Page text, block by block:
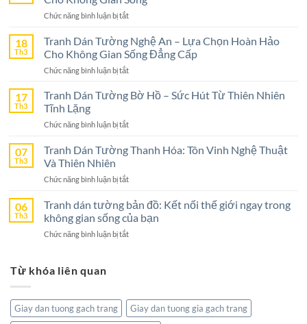
Chức năng bình luận bị tắtở
Dán
Tường
Ninh
Bình
Lựa
Không
Sống
18
Th3
Tranh Dán Tường Nghệ An – Lựa Chọn Hoàn Hảo
Cho Không Gian Sống Đẳng Cấp
Chức năng bình luận bị tắtở
Dán
An
Lựa
Không
Gian
Sống
17
Th3
Tranh Dán Tường Bờ Hồ – Sức Hút Từ Thiên Nhiên
Tĩnh Lặng
Chức năng bình luận bị tắtở
Dán
Hồ
Sức
Hút
07
Th3
Tranh Dán Tường Thanh Hóa: Tôn Vinh Nghệ Thuật
Và Thiên Nhiên
Chức năng bình luận bị tắtở
Dán
Tường
Hóa:
Thiên
Nhiên
06
Th3
Tranh dán tường bản đồ: Kết nối thế giới ngay trong
không gian sống của bạn
Chức năng bình luận bị tắtở
Kết
nối
Từ khóa liên quan
Giay dan tuong gach trang
Giay dan tuong gia gach trang